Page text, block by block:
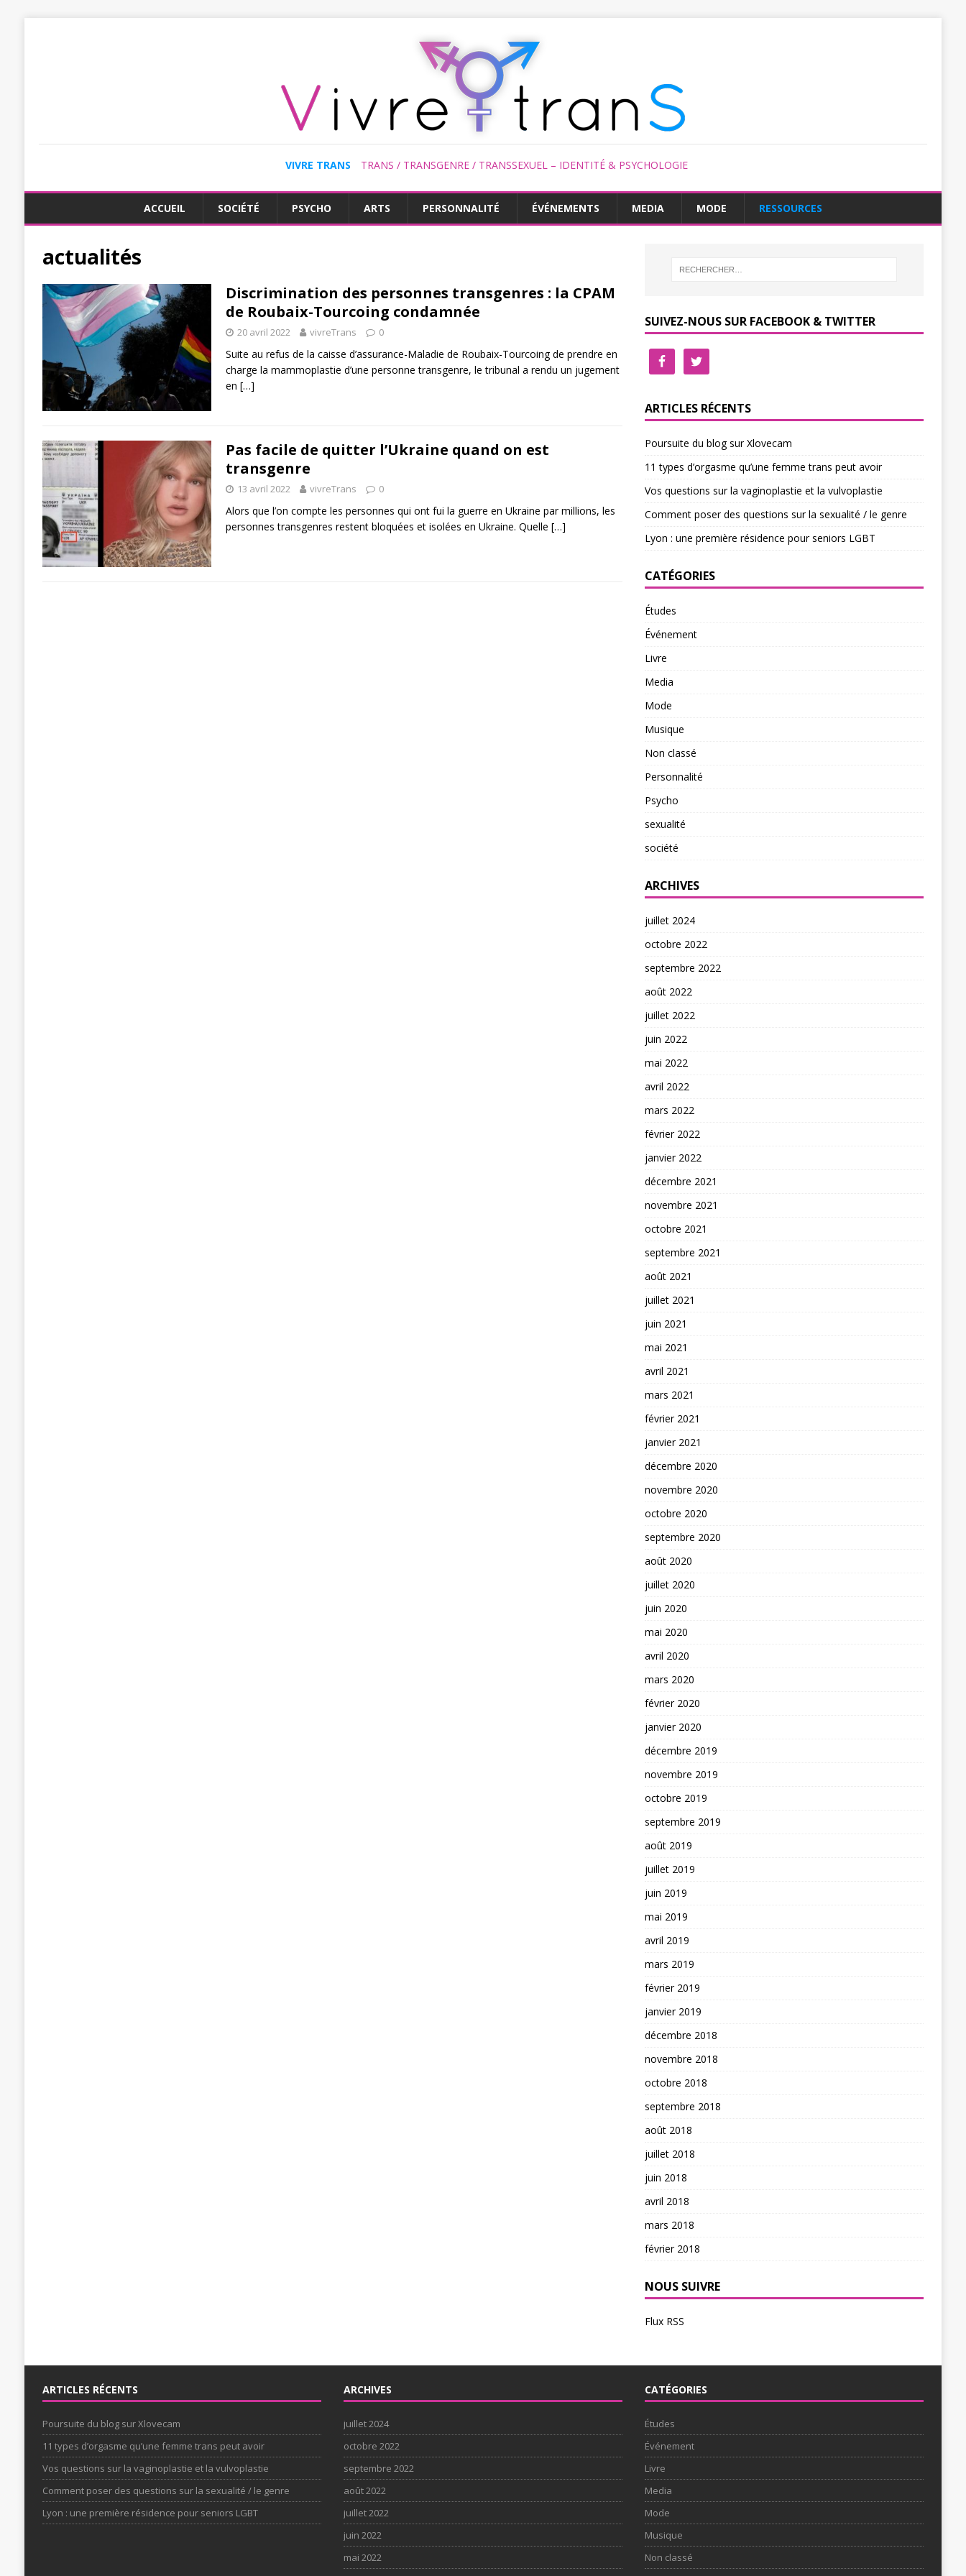
VIVRE TRANS TRANS / TRANSGENRE / TRANSSEXUEL – IDENTITÉ & PSYCHOLOGIE
ACCUEIL SOCIÉTÉ PSYCHO ARTS PERSONNALITÉ ÉVÉNEMENTS MEDIA MODE RESSOURCES
actualités
Discrimination des personnes transgenres : la CPAM
de Roubaix-Tourcoing condamnée
20 avril 2022 vivreTrans 0
Suite au refus de la caisse d’assurance-Maladie de Roubaix-Tourcoing de prendre en
charge la mammoplastie d’une personne transgenre, le tribunal a rendu un jugement
en […]
Pas facile de quitter l’Ukraine quand on est
transgenre
13 avril 2022 vivreTrans 0
Alors que l’on compte les personnes qui ont fui la guerre en Ukraine par millions, les
personnes transgenres restent bloquées et isolées en Ukraine. Quelle […]
SUIVEZ-NOUS SUR FACEBOOK & TWITTER
ARTICLES RÉCENTS
Poursuite du blog sur Xlovecam
11 types d’orgasme qu’une femme trans peut avoir
Vos questions sur la vaginoplastie et la vulvoplastie
Comment poser des questions sur la sexualité / le genre
Lyon : une première résidence pour seniors LGBT
CATÉGORIES
Études
Événement
Livre
Media
Mode
Musique
Non classé
Personnalité
Psycho
sexualité
société
ARCHIVES
juillet 2024
octobre 2022
septembre 2022
août 2022
juillet 2022
juin 2022
mai 2022
avril 2022
mars 2022
février 2022
janvier 2022
décembre 2021
novembre 2021
octobre 2021
septembre 2021
août 2021
juillet 2021
juin 2021
mai 2021
avril 2021
mars 2021
février 2021
janvier 2021
décembre 2020
novembre 2020
octobre 2020
septembre 2020
août 2020
juillet 2020
juin 2020
mai 2020
avril 2020
mars 2020
février 2020
janvier 2020
décembre 2019
novembre 2019
octobre 2019
septembre 2019
août 2019
juillet 2019
juin 2019
mai 2019
avril 2019
mars 2019
février 2019
janvier 2019
décembre 2018
novembre 2018
octobre 2018
septembre 2018
août 2018
juillet 2018
juin 2018
avril 2018
mars 2018
février 2018
NOUS SUIVRE
Flux RSS
ARTICLES RÉCENTS
Poursuite du blog sur Xlovecam
11 types d’orgasme qu’une femme trans peut avoir
Vos questions sur la vaginoplastie et la vulvoplastie
Comment poser des questions sur la sexualité / le genre
Lyon : une première résidence pour seniors LGBT
ARCHIVES
juillet 2024
octobre 2022
septembre 2022
août 2022
juillet 2022
juin 2022
mai 2022
CATÉGORIES
Études
Événement
Livre
Media
Mode
Musique
Non classé